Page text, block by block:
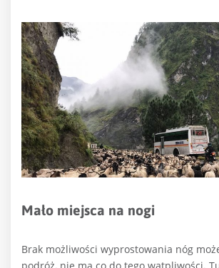
Mało miejsca na nogi
Brak możliwości wyprostowania nóg